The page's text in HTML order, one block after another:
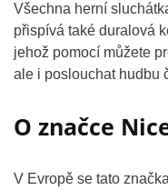
Všechna herní
přispívá také duralová
jehož pomocí můžete
ale i poslouchat hudbu
O značce
V Evropě se tato